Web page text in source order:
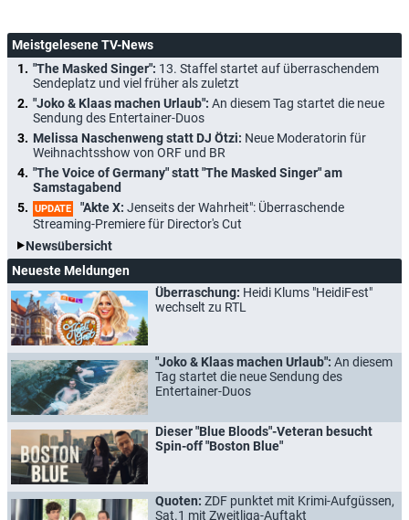
Meistgelesene TV-News
"The Masked Singer": 13. Staffel startet auf überraschendem
Sendeplatz und viel früher als zuletzt
"Joko & Klaas machen Urlaub": An diesem Tag startet die neue
Sendung des Entertainer-Duos
Melissa Naschenweng statt DJ Ötzi: Neue Moderatorin für
Weihnachtsshow von ORF und BR
"The Voice of Germany" statt "The Masked Singer" am
Samstagabend
UPDATE "Akte X: Jenseits der Wahrheit": Überraschende
Streaming-Premiere für Director's Cut
Newsübersicht
Neueste Meldungen
Überraschung: Heidi Klums "HeidiFest"
wechselt zu RTL
"Joko & Klaas machen Urlaub": An diesem
Tag startet die neue Sendung des
Entertainer-Duos
Dieser "Blue Bloods"-Veteran besucht
Spin-off "Boston Blue"
Quoten: ZDF punktet mit Krimi-Aufgüssen,
Sat.1 mit Zweitliga-Auftakt